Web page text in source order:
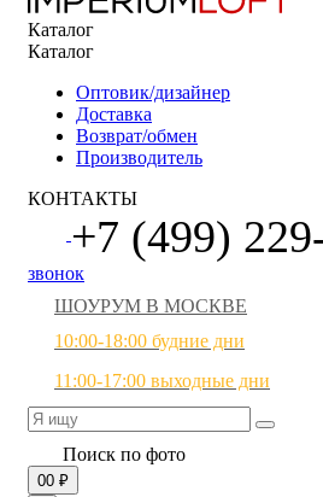
Каталог
Каталог
Оптовик/дизайнер
Доставка
Возврат/обмен
Производитель
КОНТАКТЫ
+7 (499)
звонок
ШОУРУМ В МОСКВЕ
10:00-18:00 будние дни
11:00-17:00 выходные дни
Поиск по фото
00 ₽